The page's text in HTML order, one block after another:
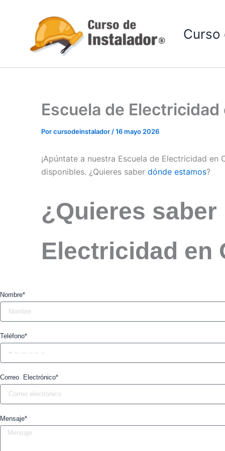
contenido
Curso
Escuela de
Porcursodeinstalador/16 mayo 2026
¡Apúntate a nuestra Escuela de Electricidad en
disponibles. ¿Quieres saber dónde estamos?
¿Quieres
Electricidad en
Nombre*
Teléfono*
Correo Electrónico*
Mensaje*